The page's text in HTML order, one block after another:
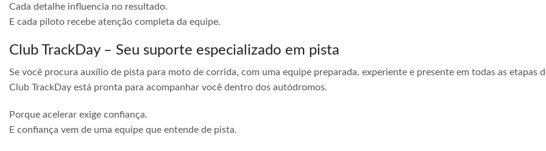
Cada detalhe influencia no resultado.
E cada piloto recebe atenção completa da equipe.
Club TrackDay – Seu suporte especializado em pista
Se você procura auxílio de pista para moto de corrida, com uma equipe preparada, experiente e presente em todas as etapas
Club TrackDay está pronta para acompanhar você dentro dos autódromos.
Porque acelerar exige confiança.
E confiança vem de uma equipe que entende de pista.